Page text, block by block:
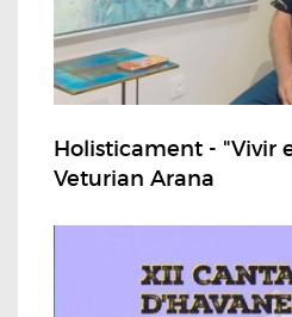
Holisticament - "Vivir
Veturian Arana